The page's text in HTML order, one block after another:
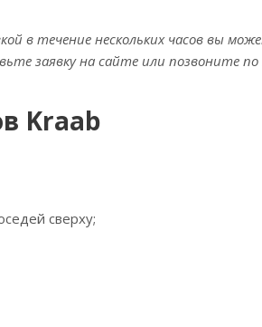
в течение нескольких часов вы
заявку на сайте или позвоните по
Kraab
сверху;